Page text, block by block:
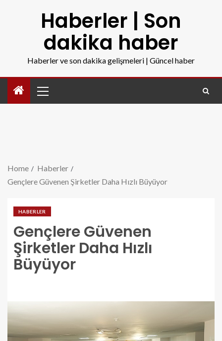
Haberler | Son
dakika haber
Haberler ve son dakika gelişmeleri | Güncel haber
Home
Haberler
Gençlere Güvenen Şirketler Daha Hızlı Büyüyor
HABERLER
Gençlere Güvenen
Şirketler Daha Hızlı
Büyüyor